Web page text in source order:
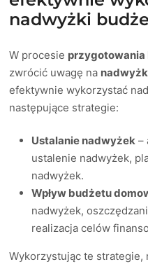
nadwyżki
W procesie
zwrócić uwagę na
efektywnie wykorzystać
następujące strategie:
Ustalanie nadwyżek –
ustalenie nadwyżek,
nadwyżek.
Wpływ budżetu
nadwyżek,
realizacja celów
Wykorzystując te strategie,